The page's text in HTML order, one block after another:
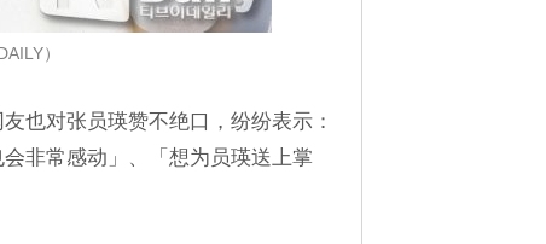
）
也对张员瑛赞不绝口，纷纷表示：
非常感动」、「想为员瑛送上掌